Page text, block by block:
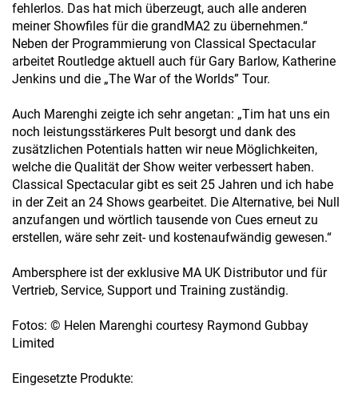
fehlerlos. Das hat mich überzeugt, auch alle anderen
meiner Showfiles für die grandMA2 zu übernehmen.“
Neben der Programmierung von Classical Spectacular
arbeitet Routledge aktuell auch für Gary Barlow, Katherine
Jenkins und die „The War of the Worlds” Tour.
Auch Marenghi zeigte ich sehr angetan: „Tim hat uns ein
noch leistungsstärkeres Pult besorgt und dank des
zusätzlichen Potentials hatten wir neue Möglichkeiten,
welche die Qualität der Show weiter verbessert haben.
Classical Spectacular gibt es seit 25 Jahren und ich habe
in der Zeit an 24 Shows gearbeitet. Die Alternative, bei Null
anzufangen und wörtlich tausende von Cues erneut zu
erstellen, wäre sehr zeit- und kostenaufwändig gewesen.“
Ambersphere ist der exklusive MA UK Distributor und für
Vertrieb, Service, Support und Training zuständig.
Fotos: © Helen Marenghi courtesy Raymond Gubbay
Limited
Eingesetzte Produkte: